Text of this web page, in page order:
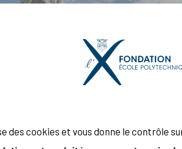
des cookies et vous donne le contrôle